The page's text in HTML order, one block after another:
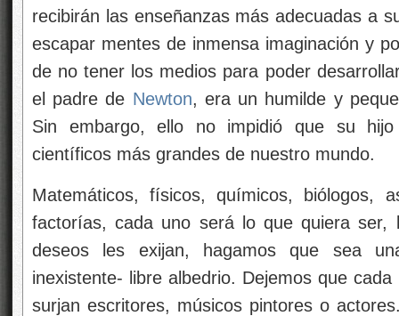
recibirán las enseñanzas más adecuadas a
escapar mentes de inmensa imaginación y
de no tener los medios para poder
el padre de Newton, era un humilde y
Sin embargo, ello no impidió que su
científicos más grandes de nuestro mundo.
Matemáticos, físicos, químicos, biólogos,
factorías, cada uno será lo que quiera
deseos les exijan, hagamos que sea
inexistente- libre albedrio. Dejemos que
surjan escritores, músicos pintores o